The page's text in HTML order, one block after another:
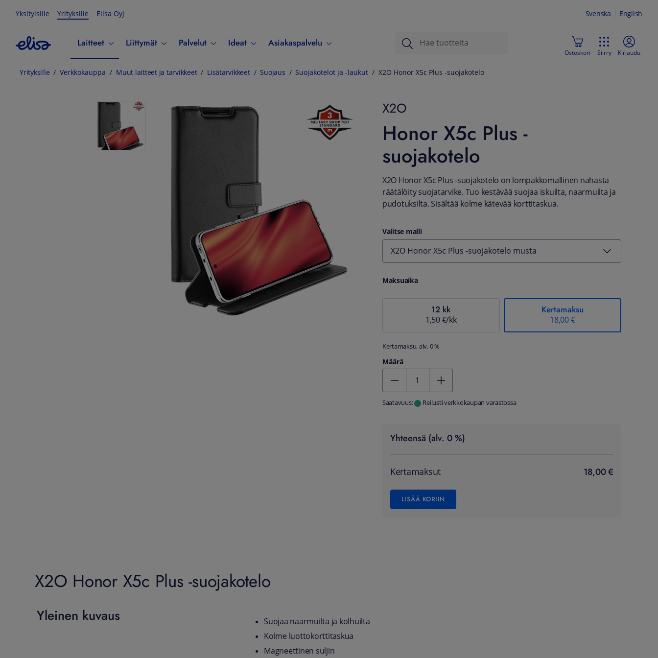
Yksityisille Yrityksille Elisa Oyj Svenska English
Laitteet Liittymät Palvelut Ideat Asiakaspalvelu
Ostoskori Siirry Kirjaudu
Yrityksille Verkkokauppa Muut laitteet ja tarvikkeet Lisätarvikkeet Suojaus Suojakotelot ja -laukut X2O Honor X5c Plus -suojakotelo
X2O
Honor X5c Plus -
suojakotelo
X2O Honor X5c Plus -suojakotelo on lompakkomallinen nahasta
räätälöity suojatarvike. Tuo kestävää suojaa iskuilta, naarmuilta ja
pudotuksilta. Sisältää kolme kätevää korttitaskua.
Valitse malli
X2O Honor X5c Plus -suojakotelo musta
Maksuaika
12 kk
1,50 €/kk
Kertamaksu
18,00 €
Kertamaksu, alv. 0 %
Määrä
Saatavuus: Reilusti verkkokaupan varastossa
Yhteensä (alv. 0 %)
Kertamaksut 18,00 €
LISÄÄ KORIIN
X2O Honor X5c Plus -suojakotelo
Yleinen kuvaus
Suojaa naarmuilta ja kolhuilta
Kolme luottokorttitaskua
Magneettinen suljin